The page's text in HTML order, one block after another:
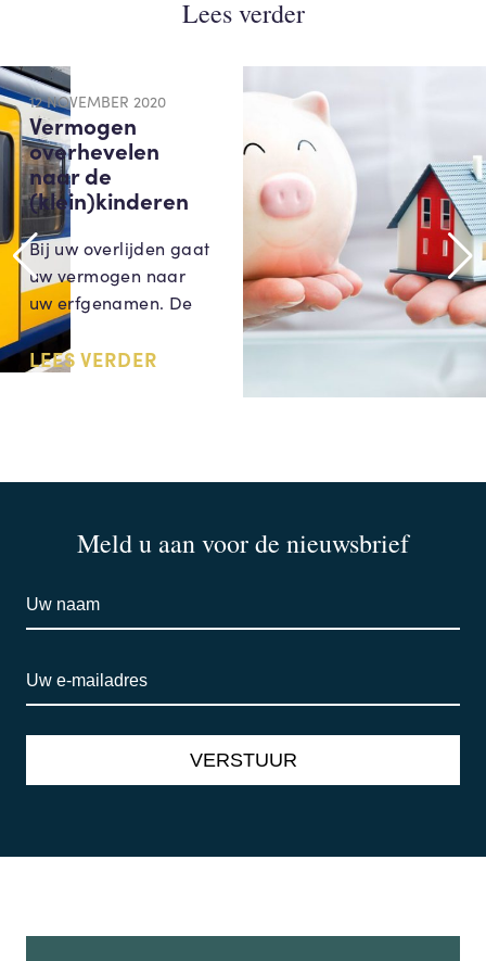
Lees verder
12 NOVEMBER 2020
Vermogen
overhevelen
naar de
(klein)kinderen
Bij uw overlijden gaat
uw vermogen naar
uw erfgenamen. De
LEES VERDER
Meld u aan voor de nieuwsbrief